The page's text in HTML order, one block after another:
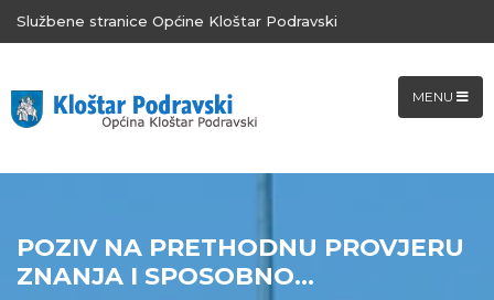
Službene stranice Općine Kloštar Podravski
MENU
POZIV NA PRETHODNU PROVJERU
ZNANJA I SPOSOBNO...